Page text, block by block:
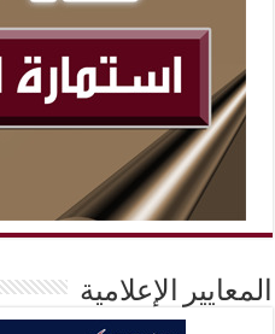
المعايير الإعلامية